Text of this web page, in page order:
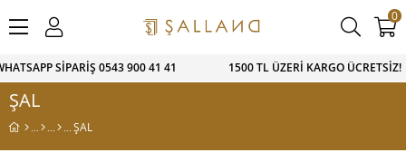
0543 900 41 41 1500 TL ÜZERİ KARGO
0
ŞAL
ŞAL